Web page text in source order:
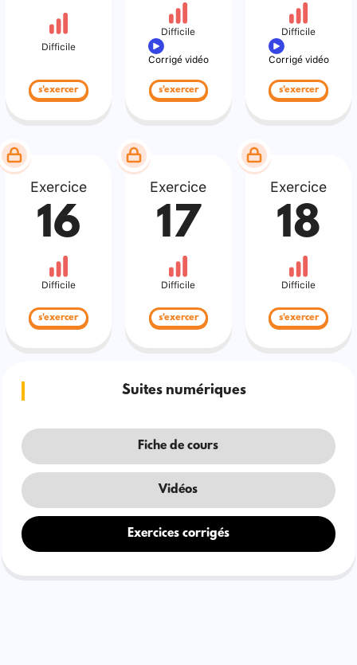
Difficile
s'exercer
Difficile
Corrigé vidéo
s'exercer
Difficile
Corrigé vidéo
s'exercer
Exercice
16
Difficile
s'exercer
Exercice
17
Difficile
s'exercer
Exercice
18
Difficile
s'exercer
Suites numériques
Fiche de cours
Vidéos
Exercices corrigés